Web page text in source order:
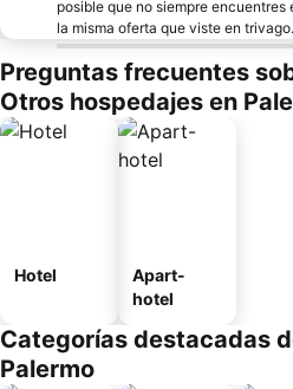
posible que no siempre
la misma oferta que viste en trivago.
Preguntas frecuentes
Otros hospedajes en
Hotel
Apart-
hotel
Categorías destacadas
Palermo